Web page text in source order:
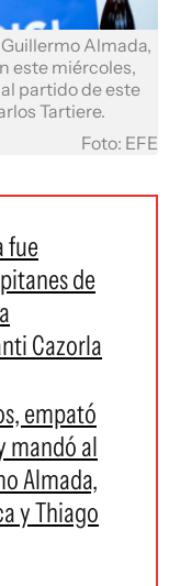
Almada,
este miércoles,
partido de este
Tartiere.
Foto: EFE
fue
de
Cazorla
empató
mandó al
Almada,
y Thiago